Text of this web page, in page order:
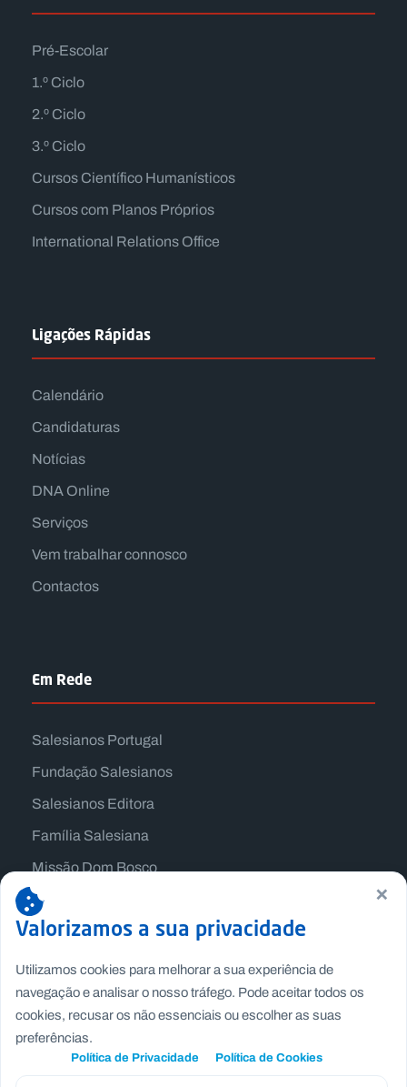
Pré-Escolar
1.º Ciclo
2.º Ciclo
3.º Ciclo
Cursos Científico Humanísticos
Cursos com Planos Próprios
International Relations Office
Ligações Rápidas
Calendário
Candidaturas
Notícias
DNA Online
Serviços
Vem trabalhar connosco
Contactos
Em Rede
Salesianos Portugal
Fundação Salesianos
Salesianos Editora
Família Salesiana
Missão Dom Bosco
Jogos Nacionais Salesianos
×
Valorizamos a sua privacidade
Utilizamos cookies para melhorar a sua experiência de
navegação e analisar o nosso tráfego. Pode aceitar todos os
cookies, recusar os não essenciais ou escolher as suas
preferências.
Política de Privacidade Política de Cookies